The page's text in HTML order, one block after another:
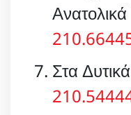
Στα